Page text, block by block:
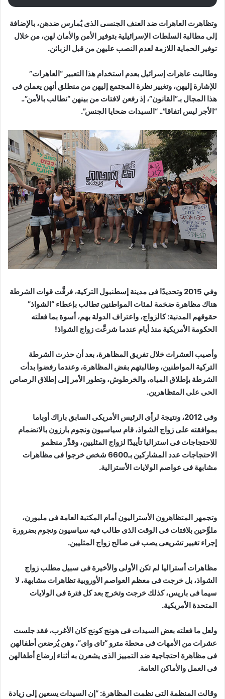
وتظاهرت العاهرات ضد العنف الجنسى الذى يُمارس ضدهن، بالإضافة
إلى مطالبة السلطات الإسرائيلية بتوفير الأمن والأمان لهن، من خلال
توفير الحماية اللازمة لعدم النصب عليهن من قبل الزبائن.
وطالبت عاهرات إسرائيل بعدم استخدام هذا التعبير “العاهرات”
للإشارة إليهن، وتغيير نظرة المجتمع إليهن من منطلق أنهن يعملن فى
هذا المجال بـ”القانون”، إذ رفعن لافتات من بينهن “نطالب بالأمن”..
“الأجر ليس اتفاقا”.. “السيدات ضحايا الجنس”.
وفي 2015 وتحديدًا فى مدينة إسطنبول التركية، فرقَّت قوات الشرطة
هناك مظاهرة ضخمة لمئات المواطنين تطالب بإعطاء “الشواذ”
حقوقهم المدنية: كالزواج، واعتراف الدولة بهم، أسوة بما فعلته
الحكومة الأمريكية منذ أيام عندما شرعَّت زواج الشواذ!
وأصيب العشرات خلال تفريق المظاهرة، بعد أن حذرت الشرطة
التركية المواطنين، وطالبتهم بفض المظاهرة، وعندما رفضوا بدأت
الشرطة بإطلاق المياه، والخرطوش، وتطور الأمر إلى إطلاق الرصاص
الحى على المتظاهرين.
وفى 2012، ونتيجة لرأى الرئيس الأمريكى السابق باراك أوباما
بموافقته على زواج الشواذ، قام سياسيون ونجوم بارزون بالانضمام
للاحتجاجات فى استراليا تأييدًا لزواج المثليين، وقدَّر منظمو
الاحتجاجات عدد المشاركين بـ6600 شخص خرجوا فى مظاهرات
مشابهة فى عواصم الولايات الأسترالية.
وتجمهر المتظاهرون الأستراليون أمام المكتبة العامة فى ملبورن،
ملوِّحين بلافتات فى الوقت الذى طالب فيه سياسيون ونجوم بضرورة
إجراء تغيير تشريعى يصب فى صالح زواج المثليين.
مظاهرات أستراليا لم تكن الأولى والأخيرة فى سبيل مطلب زواج
الشواذ، بل خرجت فى معظم العواصم الأوروبية تظاهرات مشابهة، لا
سيما فى باريس، كذلك خرجت وتخرج بعد كل فترة فى الولايات
المتحدة الأمريكية.
ولعل ما فعلته بعض السيدات فى هونج كونج كان الأغرب، فقد جلست
عشرات من الأمهات فى محطة مترو “تاى واى”، وهن يُرضعن أطفالهن
فى مظاهرة احتجاجية ضد التمييز الذى يشعرن به أثناء إرضاع أطفالهن
فى العمل والأماكن العامة.
وقالت المنظمة التى نظمت المظاهرة: “إن السيدات يسعين إلى زيادة